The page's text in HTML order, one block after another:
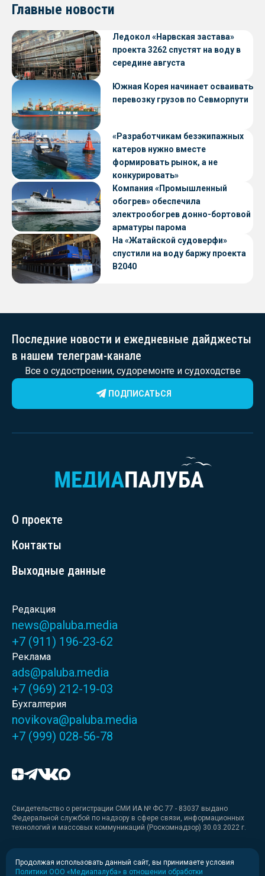
Главные новости
Ледокол «Нарвская застава»
проекта 3262 спустят на воду в
середине августа
Южная Корея начинает осваивать
перевозку грузов по Севморпути
«Разработчикам безэкипажных
катеров нужно вместе
формировать рынок, а не
конкурировать»
Компания «Промышленный
обогрев» обеспечила
электрообогрев донно-бортовой
арматуры парома
«Петропавловск» проекта CNF22
На «Жатайской судоверфи»
спустили на воду баржу проекта
В2040
Последние новости и ежедневные дайджесты
в нашем телеграм-канале
Все о судостроении, судоремонте и судоходстве
ПОДПИСАТЬСЯ
О проекте
Контакты
Выходные данные
Редакция
news@paluba.media
+7 (911) 196-23-62
Реклама
ads@paluba.media
+7 (969) 212-19-03
Бухгалтерия
novikova@paluba.media
+7 (999) 028-56-78
Свидетельство о регистрации СМИ ИА № ФС 77 - 83037 выдано
Федеральной службой по надзору в сфере связи, информационных
технологий и массовых коммуникаций (Роскомнадзор) 30.03.2022 г.
Медиакит
Медиакит для печати
Продолжая использовать данный сайт, вы принимаете условия
Политики ООО «Медиапалуба» в отношении обработки